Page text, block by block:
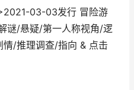
03-03发行 冒险游
谜/悬疑/第一人称视角/逻
/推理调查/指向 & 点击